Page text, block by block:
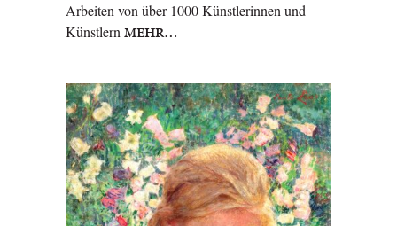
Arbeiten von über 1000 Künstlerinnen und
Künstlern MEHR…